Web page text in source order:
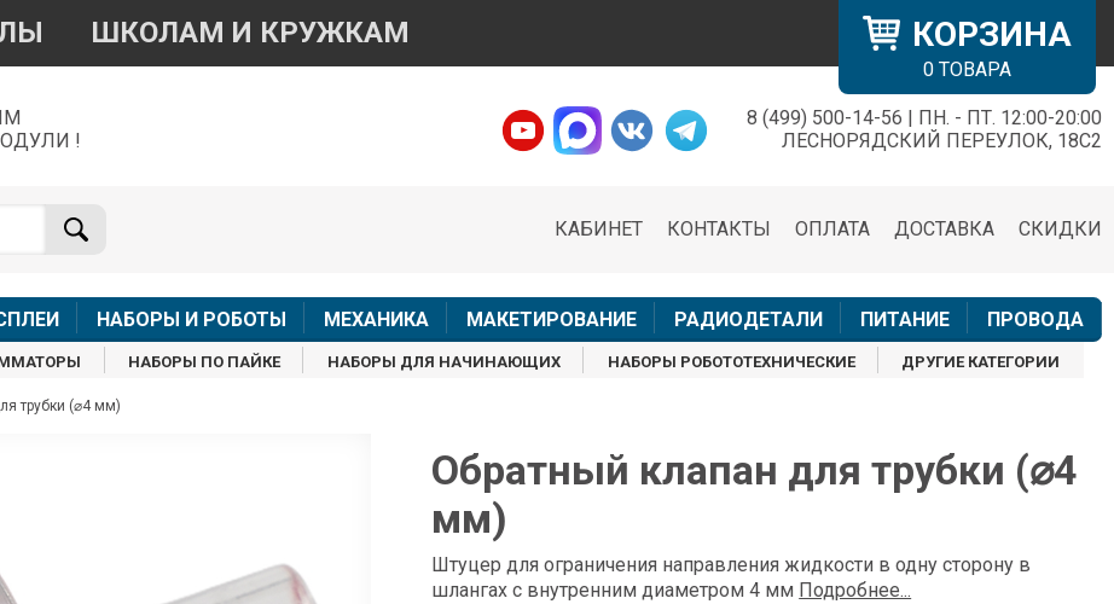
КОРЗИНА
0 ТОВАРА
ШКОЛАМ И КРУЖКАМ
!
8 (499) 500-14-56 | ПН. - ПТ. 12:00-20:00
ЛЕСНОРЯДСКИЙ ПЕРЕУЛОК, 18С2
СКИДКИ
ДОСТАВКА
ОПЛАТА
КОНТАКТЫ
КАБИНЕТ
НАБОРЫ И РОБОТЫ МЕХАНИКА МАКЕТИРОВАНИЕ РАДИОДЕТАЛИ ПИТАНИЕ ПРОВОДА
НАБОРЫ ПО ПАЙКЕ НАБОРЫ ДЛЯ НАЧИНАЮЩИХ НАБОРЫ РОБОТОТЕХНИЧЕСКИЕ ДРУГИЕ КАТЕГОРИИ
трубки (⌀4 мм)
Обратный клапан для трубки (⌀4
мм)
Штуцер для ограничения направления жидкости в одну сторону в
шлангах с внутренним диаметром 4 мм Подробнее...
×
По вопросам приобретения товара
+7 968 454 17 38
звонки и аудио сообщения не обслуживаются
Менеджер
shop@iarduino.ru
Менеджер
8 (499) 500-14-56